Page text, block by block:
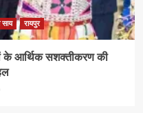
साय रायपुर
आर्थिक सशक्तीकरण की